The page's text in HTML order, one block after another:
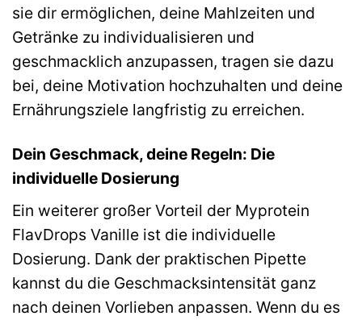
sie dir ermöglichen, deine Mahlzeiten und
Getränke zu individualisieren und
geschmacklich anzupassen, tragen sie dazu
bei, deine Motivation hochzuhalten und deine
Ernährungsziele langfristig zu erreichen.
Dein Geschmack, deine Regeln: Die
individuelle Dosierung
Ein weiterer großer Vorteil der Myprotein
FlavDrops Vanille ist die individuelle
Dosierung. Dank der praktischen Pipette
kannst du die Geschmacksintensität ganz
nach deinen Vorlieben anpassen. Wenn du es